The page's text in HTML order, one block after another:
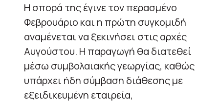
Η σπορά της έγινε τον περασμένο
Φεβρουάριο και η πρώτη συγκομιδή
αναμένεται να ξεκινήσει στις αρχές
Αυγούστου. Η παραγωγή θα διατεθεί
μέσω συμβολαιακής γεωργίας, καθώς
υπάρχει ήδη σύμβαση διάθεσης με
εξειδικευμένη εταιρεία,